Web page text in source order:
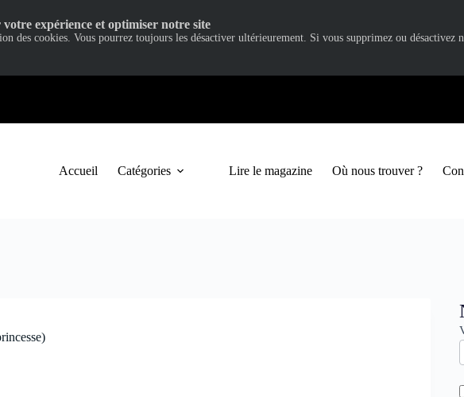
Accueil Catégories Lire le magazine Où nous trouver ?
expérience et optimiser notre site
des cookies. Vous pourrez toujours les désactiver ultérieurement. Si vous supprimez ou désactivez